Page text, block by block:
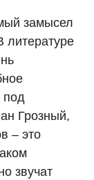
замысел
литературе
под
Грозный,
– это
звучат